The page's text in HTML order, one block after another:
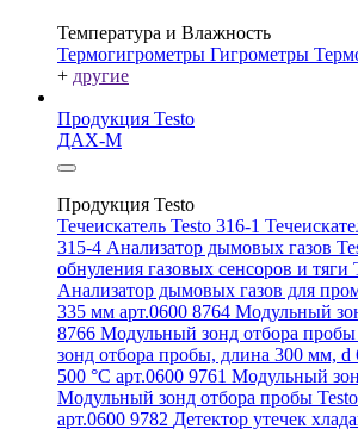
Температура и Влажность
Термогигрометры Гигрометры
+ другие
Продукция Testo
ДАХ-М
Продукция Testo
Течеискатель Testo 316-1
315-4 Анализатор дымовых газов
обнуления газовых сенсоров и тяги
Анализатор дымовых газов для
335 мм арт.0600 8764 Модульный
8766 Модульный зонд отбора
зонд отбора пробы, длина 300 мм, d
500 °C арт.0600 9761 Модульный
Модульный зонд отбора пробы
арт.0600 9782 Детектор утечек